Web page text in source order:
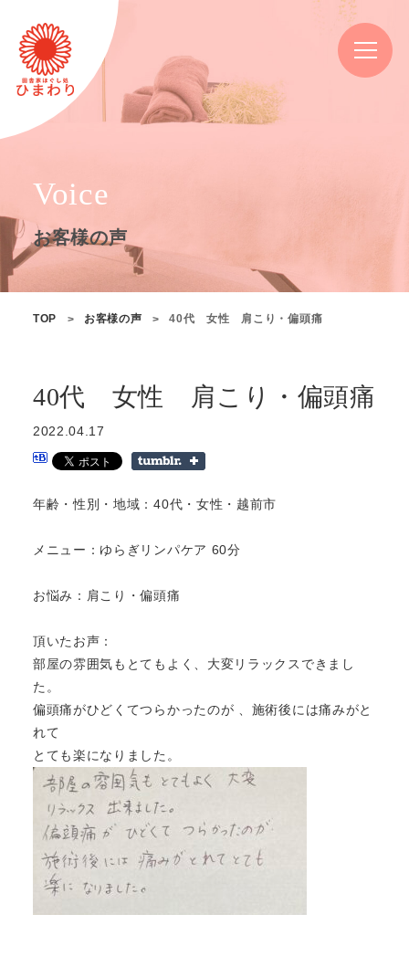
Voice
お客様の声
TOP お客様の声 40代 女性 肩こり・偏頭痛
40代 女性 肩こり・偏頭痛
2022.04.17
年齢・性別・地域：40代・女性・越前市
メニュー：ゆらぎリンパケア 60分
お悩み：肩こり・偏頭痛
頂いたお声：
部屋の雰囲気もとてもよく、大変リラックスできまし
た。
偏頭痛がひどくてつらかったのが 、施術後には痛みがと
れて
とても楽になりました。